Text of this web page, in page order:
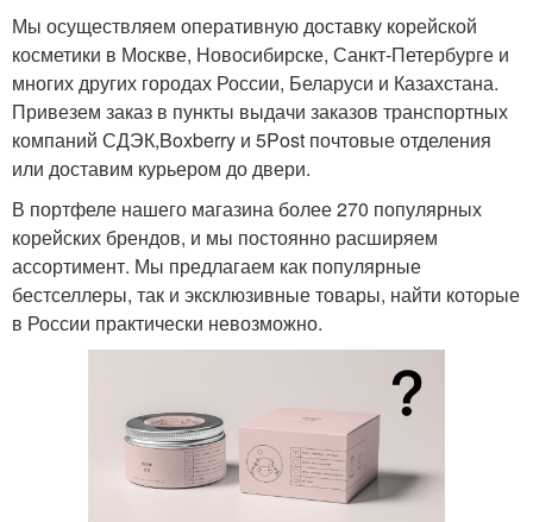
Мы осуществляем оперативную доставку корейской
косметики в Москве, Новосибирске, Санкт-Петербурге и
многих других городах России, Беларуси и Казахстана.
Привезем заказ в пункты выдачи заказов транспортных
компаний СДЭК,Boxberry и 5Post почтовые отделения
или доставим курьером до двери.
В портфеле нашего магазина более 270 популярных
корейских брендов, и мы постоянно расширяем
ассортимент. Мы предлагаем как популярные
бестселлеры, так и эксклюзивные товары, найти которые
в России практически невозможно.